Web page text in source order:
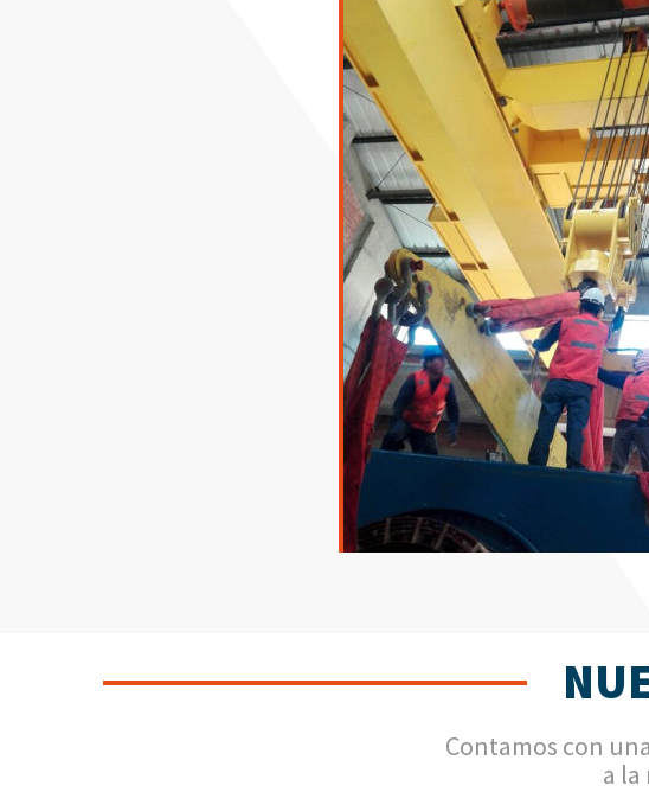
Contamos con
a